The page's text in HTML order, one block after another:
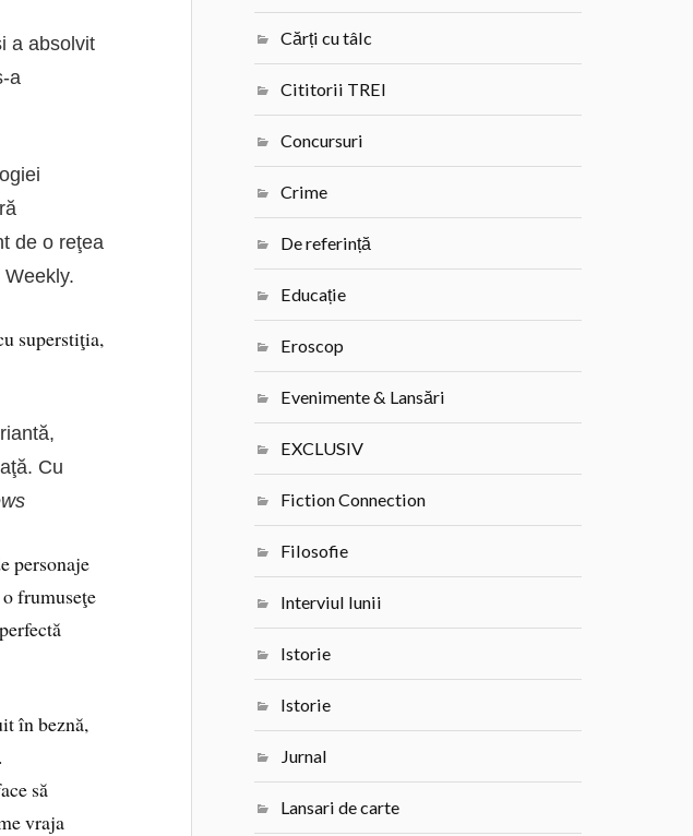
a absolvit
a
de o reţea
superstiţia,
Cu
personaje
frumuseţe
în beznă,
să
vraja
Cărți cu tâlc
Cititorii TREI
Concursuri
Crime
De referință
Educație
Eroscop
Evenimente & Lansări
EXCLUSIV
Fiction Connection
Filosofie
Interviul lunii
Istorie
Istorie
Jurnal
Lansari de carte